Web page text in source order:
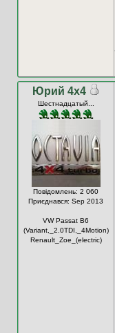
Юрий 4х4
Шестнадцатый...
Повідомлень: 2 060
Приєднався: Sep 2013
VW Passat B6
(Variant,_2.0TDI,_4Motion)
Renault_Zoe_(electric)